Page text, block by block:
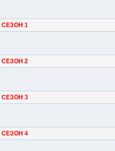
СЕЗОН 1
СЕЗОН 2
СЕЗОН 3
СЕЗОН 4